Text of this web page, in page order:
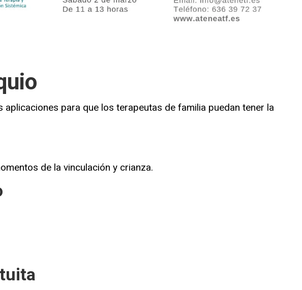
aplicaciones para que los terapeutas de familia puedan tener la
de la vinculación y crianza.